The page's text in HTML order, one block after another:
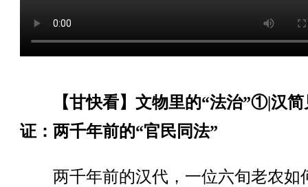
【甘快看】文物里的“法治”①|汉简
证：两千年前的“官民同法”
两千年前的汉代，一位六旬老农如